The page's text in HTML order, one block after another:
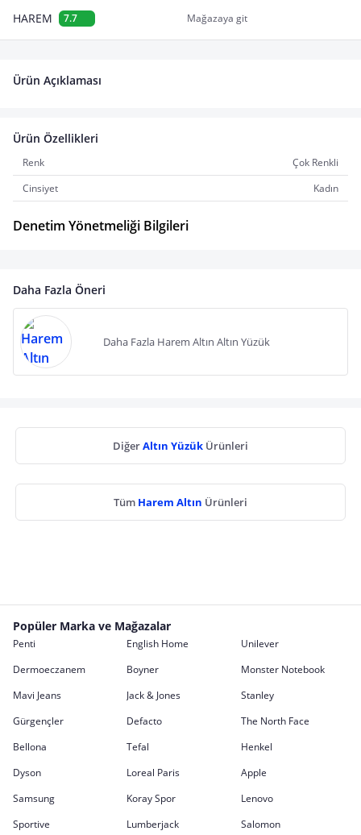
HAREM 7.7 Mağazaya git
Ürün Açıklaması
Ürün Özellikleri
Renk
Çok Renkli
Cinsiyet
Kadın
Denetim Yönetmeliği Bilgileri
Daha Fazla Öneri
Daha Fazla Harem Altın Altın Yüzük
DiğerAltın Yüzük Ürünleri
Tüm Harem Altın Ürünleri
Popüler Marka ve Mağazalar
Penti English Home
Unilever
Dermoeczanem
Boyner
Monster Notebook
Mavi Jeans
Jack & Jones
Stanley
Gürgençler
Defacto
The North Face
Bellona
Tefal
Henkel
Dyson
Loreal Paris
Apple
Samsung
Koray Spor
Lenovo
Sportive
Lumberjack Salomon